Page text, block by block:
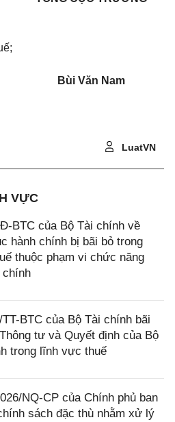
Bùi Văn Nam
LuatVN
VỰC
BTC của Bộ Tài chính về
hành chính bị bãi bỏ trong
thuộc phạm vi chức năng
chính
BTC của Bộ Tài chính bãi
tư và Quyết định của Bộ
trong lĩnh vực thuế
NQ-CP của Chính phủ ban
sách đặc thù nhằm xử lý